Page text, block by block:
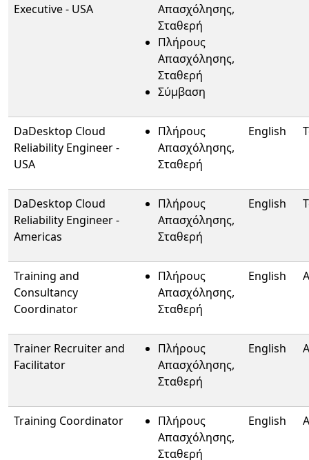
Executive - USA
Απασχόλησης,
Σταθερή
Πλήρους
Απασχόλησης,
Σταθερή
Σύμβαση
DaDesktop Cloud
Reliability Engineer -
USA
Πλήρους
Απασχόλησης,
Σταθερή
English
DaDesktop Cloud
Reliability Engineer -
Americas
Πλήρους
Απασχόλησης,
Σταθερή
English
Training and
Consultancy
Coordinator
Πλήρους
Απασχόλησης,
Σταθερή
English
Trainer Recruiter and
Facilitator
Πλήρους
Απασχόλησης,
Σταθερή
English
Training Coordinator
Πλήρους
Απασχόλησης,
Σταθερή
English